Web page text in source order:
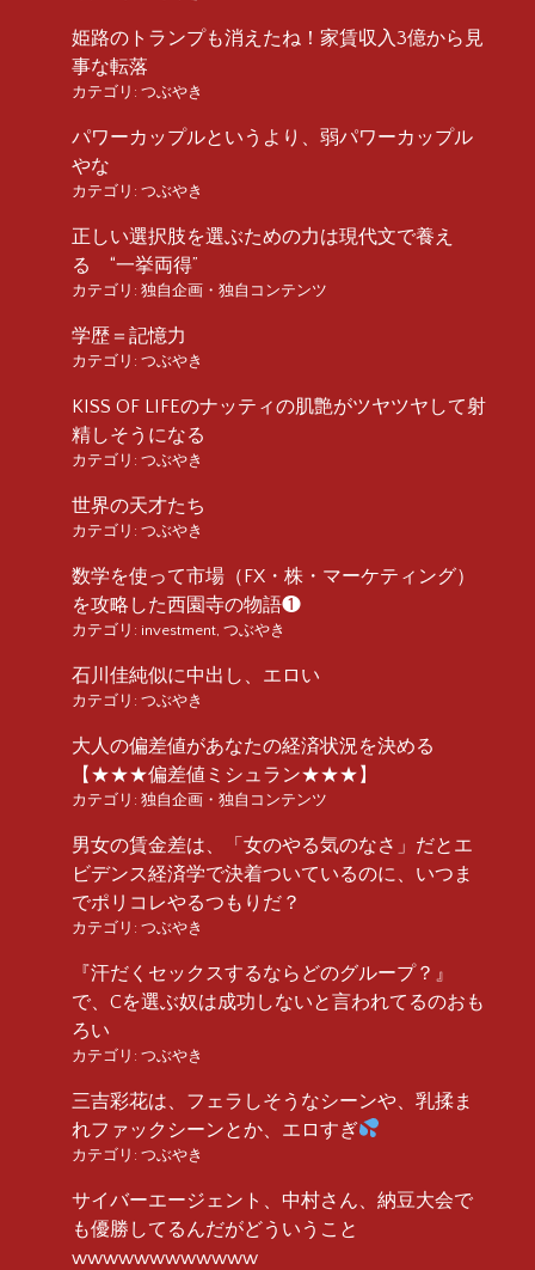
姫路のトランプも消えたね！家賃収入3億から見
事な転落
カテゴリ: つぶやき
パワーカップルというより、弱パワーカップル
やな
カテゴリ: つぶやき
正しい選択肢を選ぶための力は現代文で養え
る “一挙両得”
カテゴリ: 独自企画・独自コンテンツ
学歴＝記憶力
カテゴリ: つぶやき
KISS OF LIFEのナッティの肌艶がツヤツヤして射
精しそうになる
カテゴリ: つぶやき
世界の天才たち
カテゴリ: つぶやき
数学を使って市場（FX・株・マーケティング）
を攻略した西園寺の物語❶
カテゴリ: investment つぶやき
石川佳純似に中出し、エロい
カテゴリ: つぶやき
大人の偏差値があなたの経済状況を決める
【★★★偏差値ミシュラン★★★】
カテゴリ: 独自企画・独自コンテンツ
男女の賃金差は、「女のやる気のなさ」だとエ
ビデンス経済学で決着ついているのに、いつま
でポリコレやるつもりだ？
カテゴリ: つぶやき
『汗だくセックスするならどのグループ？』
で、Cを選ぶ奴は成功しないと言われてるのおも
ろい
カテゴリ: つぶやき
三吉彩花は、フェラしそうなシーンや、乳揉ま
れファックシーンとか、エロすぎ
カテゴリ: つぶやき
サイバーエージェント、中村さん、納豆大会で
も優勝してるんだがどういうこと
wwwwwwwwwwww